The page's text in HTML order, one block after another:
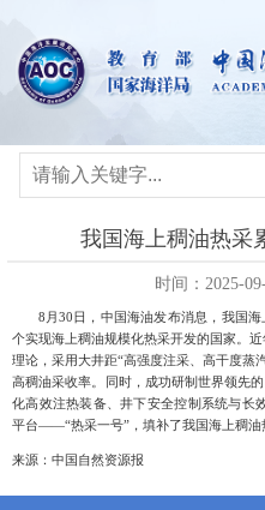
我国海上稠油热采
时间：2025-
8 月 30 日，中国海油发布消息，我国
个实现海上稠油规模化热采开发的国家。
理论，采用大井距“高强度注采、高干度蒸
高稠油采收率。同时，成功研制世界领先
化高效注热装备、井下安全控制系统与长
平台——“热采一号”，填补了我国海上稠油
来源：中国自然资源报